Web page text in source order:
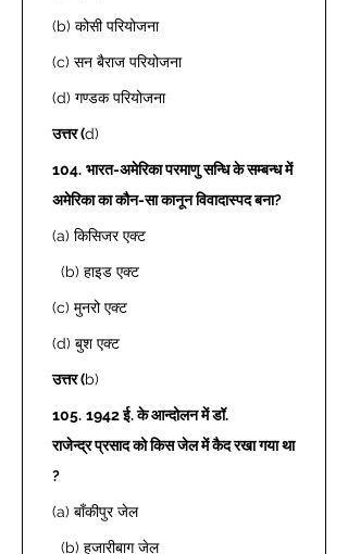
(b) कोसी परियोजना
(c) सन बैराज परियोजना
(d) गण्डक परियोजना
उत्तर (d)
104. भारत-अमेरिका परमाणु सन्धि के सम्बन्ध में
अमेरिका का कौन-सा कानून विवादास्पद बना?
(a) किसिजर एक्ट
(b) हाइड एक्ट
(c) मुनरो एक्ट
(d) बुश एक्ट
उत्तर (b)
105. 1942 ई. के आन्दोलन में डॉ.
राजेन्द्र प्रसाद को किस जेल में कैद रखा गया था
?
(a) बाँकीपुर जेल
(b) हजारीबाग जेल